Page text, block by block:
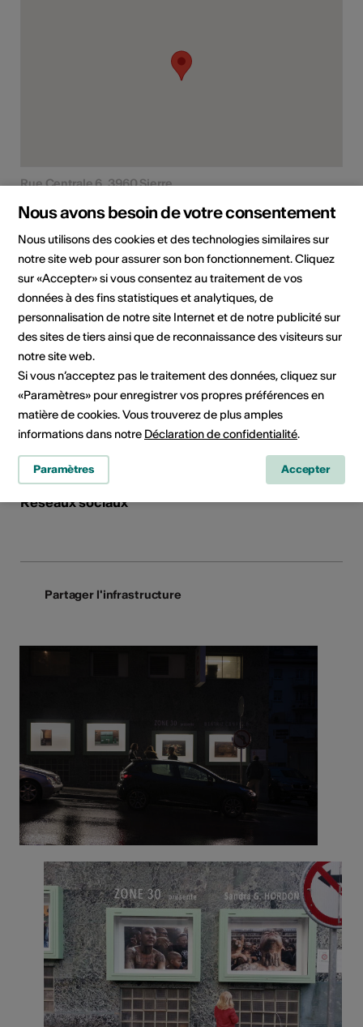
Rue Centrale 6, 3960 Sierre
Planifier un itinéraire
Transports publics
Adresse
ZONE 30 ART PUBLIC
ZONE 30 ART PUBLIC
Rue Centrale 6
3960 Sierre
E-Mail
Planifier un itinéraire
Transports publics
Réseaux sociaux
Partager l'infrastructure
Nous avons besoin de votre consentement
Nous utilisons des cookies et des technologies similaires sur
notre site web pour assurer son bon fonctionnement. Cliquez
sur «Accepter» si vous consentez au traitement de vos
données à des fins statistiques et analytiques, de
personnalisation de notre site Internet et de notre publicité sur
des sites de tiers ainsi que de reconnaissance des visiteurs sur
notre site web.
Si vous n’acceptez pas le traitement des données, cliquez sur
«Paramètres» pour enregistrer vos propres préférences en
matière de cookies. Vous trouverez de plus amples
informations dans notre Déclaration de confidentialité.
Paramètres Accepter